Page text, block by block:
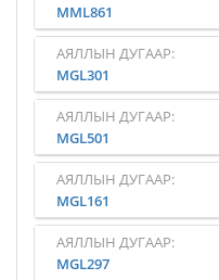
MML861
АЯЛЛЫН ДУГААР:
MGL301
АЯЛЛЫН ДУГААР:
MGL501
АЯЛЛЫН ДУГААР:
MGL161
АЯЛЛЫН ДУГААР:
MGL297